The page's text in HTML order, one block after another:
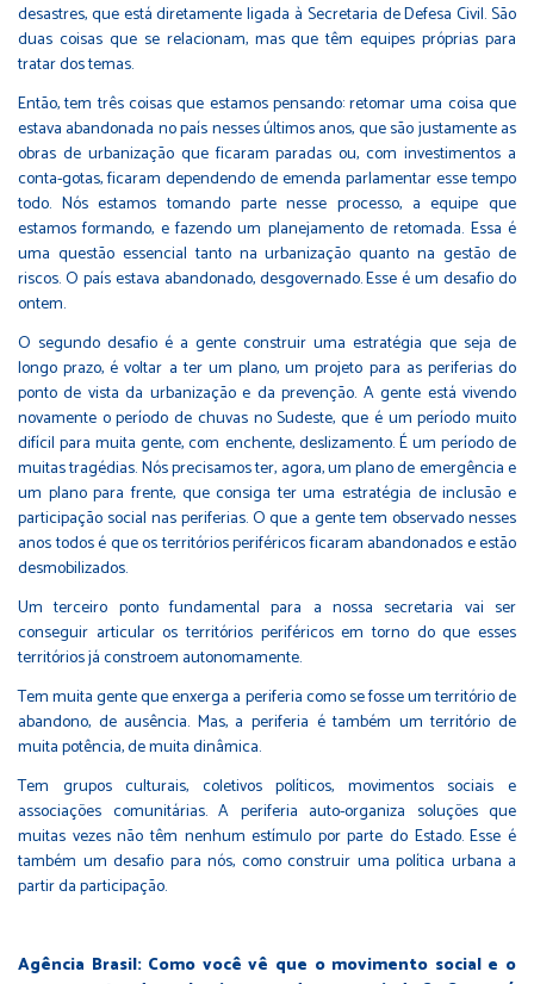
desastres, que está diretamente ligada à Secretaria de Defesa Civil. São
duas coisas que se relacionam, mas que têm equipes próprias para
tratar dos temas.
Então, tem três coisas que estamos pensando: retomar uma coisa que
estava abandonada no país nesses últimos anos, que são justamente as
obras de urbanização que ficaram paradas ou, com investimentos a
conta-gotas, ficaram dependendo de emenda parlamentar esse tempo
todo. Nós estamos tomando parte nesse processo, a equipe que
estamos formando, e fazendo um planejamento de retomada. Essa é
uma questão essencial tanto na urbanização quanto na gestão de
riscos. O país estava abandonado, desgovernado. Esse é um desafio do
ontem.
O segundo desafio é a gente construir uma estratégia que seja de
longo prazo, é voltar a ter um plano, um projeto para as periferias do
ponto de vista da urbanização e da prevenção. A gente está vivendo
novamente o período de chuvas no Sudeste, que é um período muito
difícil para muita gente, com enchente, deslizamento. É um período de
muitas tragédias. Nós precisamos ter, agora, um plano de emergência e
um plano para frente, que consiga ter uma estratégia de inclusão e
participação social nas periferias. O que a gente tem observado nesses
anos todos é que os territórios periféricos ficaram abandonados e estão
desmobilizados.
Um terceiro ponto fundamental para a nossa secretaria vai ser
conseguir articular os territórios periféricos em torno do que esses
territórios já constroem autonomamente.
Tem muita gente que enxerga a periferia como se fosse um território de
abandono, de ausência. Mas, a periferia é também um território de
muita potência, de muita dinâmica.
Tem grupos culturais, coletivos políticos, movimentos sociais e
associações comunitárias. A periferia auto-organiza soluções que
muitas vezes não têm nenhum estímulo por parte do Estado. Esse é
também um desafio para nós, como construir uma política urbana a
partir da participação.
Agência Brasil: Como você vê que o movimento social e o